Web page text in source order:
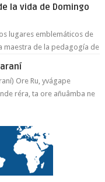
la vida de Domingo
lugares emblemáticos de
maestra de la pedagogía de
Ore Ru, yvágape
réra, ta ore añuâmba ne